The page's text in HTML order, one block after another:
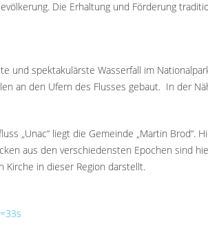
Die Erhaltung und Förderung
und spektakulärste Wasserfall im
an den Ufern des Flusses gebaut. In der
„Unac“ liegt die Gemeinde „Martin
aus den verschiedensten Epochen sind
Kirche in dieser Region darstellt.